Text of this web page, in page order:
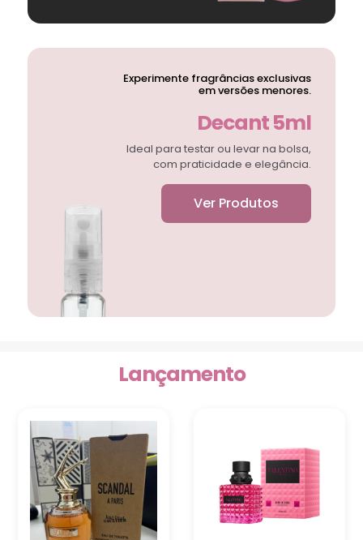
Experimente fragrâncias exclusivas
em versões menores.
Decant 5ml
Ideal para testar ou levar na bolsa,
com praticidade e elegância.
Ver Produtos
Lançamento